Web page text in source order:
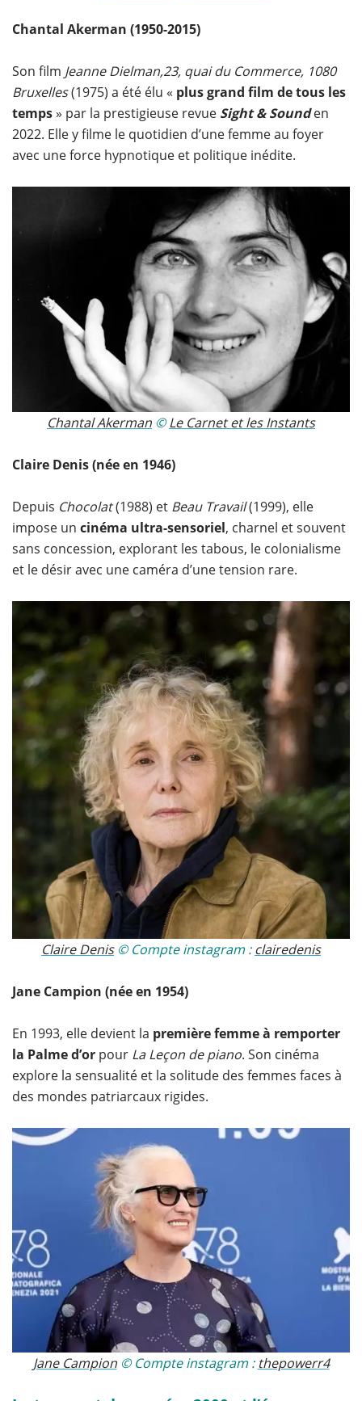
Chantal Akerman (1950-2015)
Son film Jeanne Dielman,23, quai du Commerce, 1080
Bruxelles(1975) a été élu « plus grand film de tous les
temps» par la prestigieuse revue Sight & Sounden
2022. Elle y filme le quotidien d’une femme au foyer
avec une force hypnotique et politique inédite.
Chantal Akerman ©Le Carnet et les Instants
Claire Denis (née en 1946)
Depuis Chocolat(1988) et Beau Travail(1999), elle
impose un cinéma ultra-sensoriel, charnel et souvent
sans concession, explorant les tabous, le colonialisme
et le désir avec une caméra d’une tension rare.
Claire Denis© Compte instagram :clairedenis
Jane Campion (née en 1954)
En 1993, elle devient la première femme à remporter
la Palme d’or pour La Leçon de piano. Son cinéma
explore la sensualité et la solitude des femmes faces à
des mondes patriarcaux rigides.
Jane Campion© Compte instagram : thepowerr4